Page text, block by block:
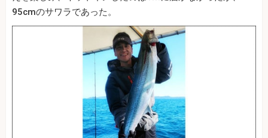
95cmのサワラであった。